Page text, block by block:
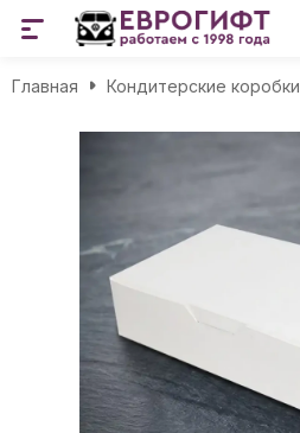
Главная Кондитерские коробки